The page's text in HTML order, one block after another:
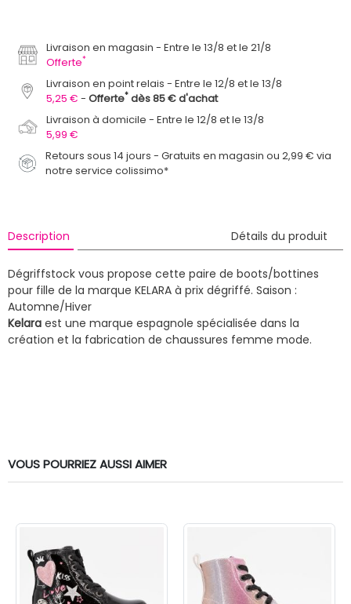
Livraison en magasin
Entre le 13/8 et le 21/8
Offerte*
Livraison en point relais
Entre le 12/8 et le 13/8
5,25 €
Offerte* dès 85 € d'achat
Livraison à domicile
Entre le 12/8 et le 13/8
5,99 €
Retours sous 14 jours - Gratuits en magasin ou 2,99 € via
notre service colissimo*
Description Détails du produit
Dégriffstock vous propose cette paire de boots/bottines
pour fille de la marque KELARA à prix dégriffé. Saison :
Automne/Hiver
Kelara est une marque espagnole spécialisée dans la
création et la fabrication de chaussures femme mode.
VOUS POURRIEZ AUSSI AIMER